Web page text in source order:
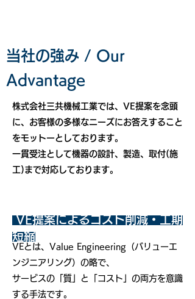
当社の強み / Our
Advantage
株式会社三共機械工業では、VE提案を念頭
に、お客様の多様なニーズにお答えすること
をモットーとしております。
一貫受注として機器の設計、製造、取付(施
工)まで対応しております。
VE提案によるコスト削減・工期
短縮
VEとは、Value Engineering（バリューエ
ンジニアリング）の略で、
サービスの「質」と「コスト」の両方を意識
する手法です。